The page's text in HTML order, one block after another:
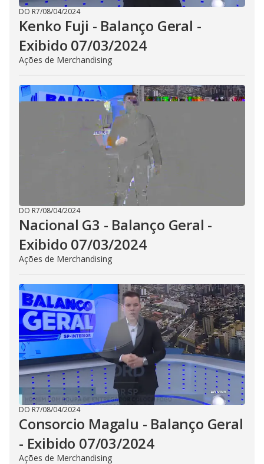
DO R7/08/04/2024
Kenko Fuji - Balanço Geral -
Exibido 07/03/2024
Ações de Merchandising
DO R7/08/04/2024
Nacional G3 - Balanço Geral -
Exibido 07/03/2024
Ações de Merchandising
DO R7/08/04/2024
Consorcio Magalu - Balanço Geral
- Exibido 07/03/2024
Ações de Merchandising